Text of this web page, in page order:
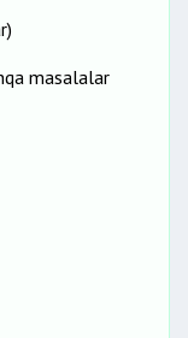
masalalar